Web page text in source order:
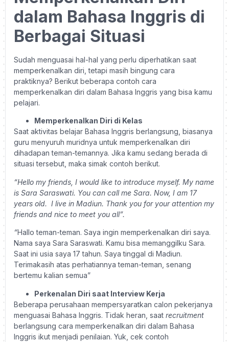
dalam Bahasa Inggris di
Berbagai Situasi
Sudah menguasai hal-hal yang perlu diperhatikan saat
memperkenalkan diri, tetapi masih bingung cara
praktiknya? Berikut beberapa contoh cara
memperkenalkan diri dalam Bahasa Inggris yang bisa kamu
pelajari.
Memperkenalkan Diri di Kelas
Saat aktivitas belajar Bahasa Inggris berlangsung, biasanya
guru menyuruh muridnya untuk memperkenalkan diri
dihadapan teman-temannya. Jika kamu sedang berada di
situasi tersebut, maka simak contoh berikut.
“Hello my friends, I would like to introduce myself. My name
is Sara Saraswati. You can call me Sara. Now, I am 17
years old. I live in Madiun. Thank you for your attention my
friends and nice to meet you all”.
“Hallo teman-teman. Saya ingin memperkenalkan diri saya.
Nama saya Sara Saraswati. Kamu bisa memanggilku Sara.
Saat ini usia saya 17 tahun. Saya tinggal di Madiun.
Terimakasih atas perhatiannya teman-teman, senang
bertemu kalian semua”
Perkenalan Diri saat Interview Kerja
Beberapa perusahaan mempersyaratkan calon pekerjanya
menguasai Bahasa Inggris. Tidak heran, saat recruitment
berlangsung cara memperkenalkan diri dalam Bahasa
Inggris ikut menjadi penilaian. Yuk, cek contoh